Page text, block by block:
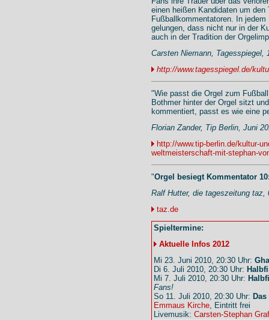
einen heißen Kandidaten um
Fußballkommentatoren. In
gelungen, dass nicht nur in der
auch in der Tradition der
Carsten Niemann, Tagesspiegel,
http://www.tagesspiegel.de/
"Wie passt die Orgel zum
Bothmer hinter der Orgel sitzt
kommentiert, passt es wie eine
Florian Zander, Tip Berlin, Juni
http://www.tip-berlin.de/kultur-
weltmeisterschaft-mit-stephan-
"Orgel besiegt Kommentator
Ralf Hutter, die tageszeitung taz,
taz.de
Spieltermine:
Aktuelle Infos 2012
Mi 23. Juni 2010, 20:30 Uhr:
Di 6. Juli 2010, 20:30 Uhr:
Mi 7. Juli 2010, 20:30 Uhr:
Fans!
So 11. Juli 2010, 20:30 Uhr:
Emmaus Kirche, Eintritt frei
Livemusik: Carsten-Stephan